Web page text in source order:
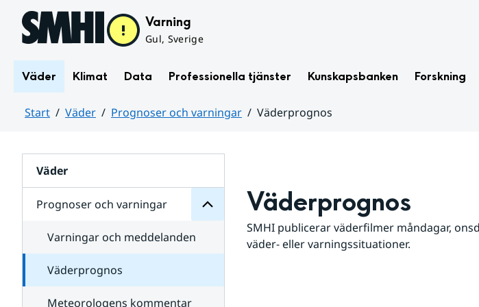
Hoppa till sidans innehåll Varning
Gul, Sverige
Väder Klimat Data Professionella tjänster Kunskapsbanken Forskning
Start Väder Prognoser och varningar
Väderprognos
Väder
Prognoser och varningar
för
varningar
Varningar och meddelanden
Väderprognos
Meteorologens kommentar
Väderprognos
SMHI publicerar väderfilmer måndagar,
väder- eller varningssituationer.